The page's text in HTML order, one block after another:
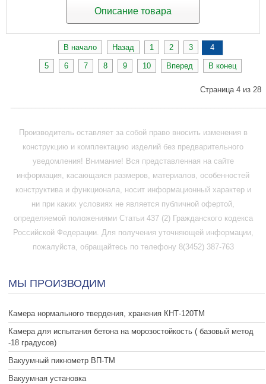
Описание товара
В начало Назад 1 2 3 4
5 6 7 8 9 10 Вперед В конец
Страница 4 из 28
Производитель оставляет за собой право вносить изменения в
конструкцию и комплектацию изделий без предварительного
уведомления! Внимание! Вся представленная на сайте
информация, касающаяся размеров, материалов, особенностей
конструктива и функционала, носит информационный характер и
ни при каких условиях не является публичной офертой,
определяемой положениями Статьи 437 (2) Гражданского кодекса
Российской Федерации. Для получения уточняющей информации,
пожалуйста, обращайтесь по телефону 8(3452) 387-763
МЫ ПРОИЗВОДИМ
Камера нормального твердения, хранения КНТ-120ТМ
Камера для испытания бетона на морозостойкость ( базовый метод
-18 градусов)
Вакуумный пикнометр ВП-ТМ
Вакуумная установка